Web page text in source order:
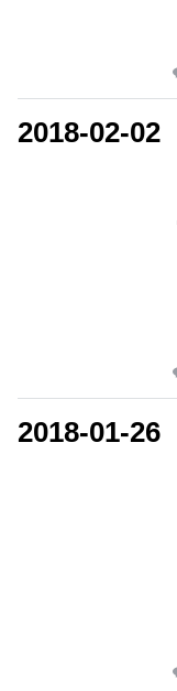
2018-02-02
2018-01-26